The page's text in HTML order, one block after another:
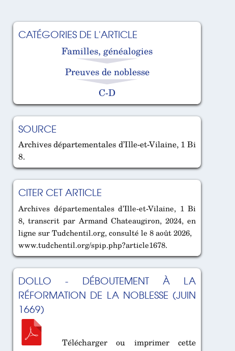
CATÉGORIES DE L'ARTICLE
Familles, généalogies
Preuves de noblesse
C-D
SOURCE
Archives départementales d’Ille-et-Vilaine, 1 Bi
8.
CITER CET ARTICLE
Archives départementales d’Ille-et-Vilaine, 1 Bi
8, transcrit par Armand Chateaugiron, 2024, en
ligne sur Tudchentil.org, consulté le 8 août 2026,
www.tudchentil.org/spip.php?article1678.
DOLLO - DÉBOUTEMENT À LA
RÉFORMATION DE LA NOBLESSE (JUIN
1669)
Télécharger ou imprimer cette